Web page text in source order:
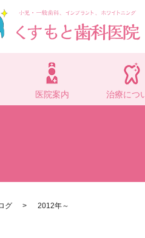
医院案内 治療につ
グ 2012年～